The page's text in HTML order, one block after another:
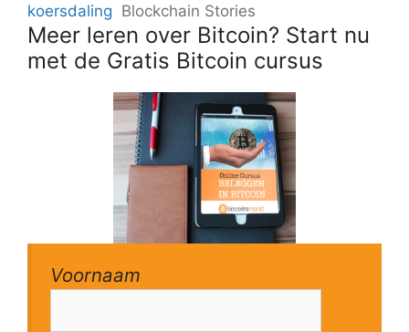
koersdaling Blockchain Stories
Meer leren over Bitcoin? Start nu
met de Gratis Bitcoin cursus
Voornaam